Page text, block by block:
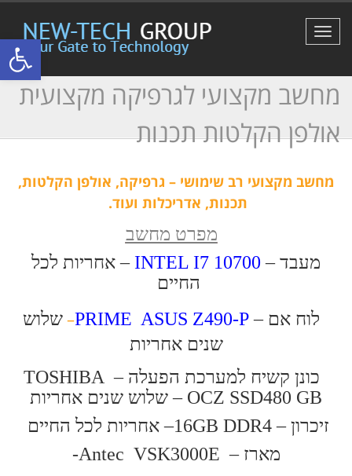
פתח
תפריט
מחשב מקצועי לגרפיקה מקצועית
אולפן הקלטות תכנות
מחשב מקצועי רב שימושי – גרפיקה, אולפן הקלטות,
תכנות, אדריכלות ועוד.
מפרט מחשב
מעבד –
INTEL I7 10700
–אחריות לכל
החיים
לוח אם –PRIME ASUS Z490-P
–שלוש
שנים אחריות
כונן קשיח למערכת הפעלה – TOSHIBA
OCZ SSD480 GB – שלוש שנים אחריות
זיכרון – 16GB DDR4
–אחריות לכל החיים
מארז – Antec VSK3000E-